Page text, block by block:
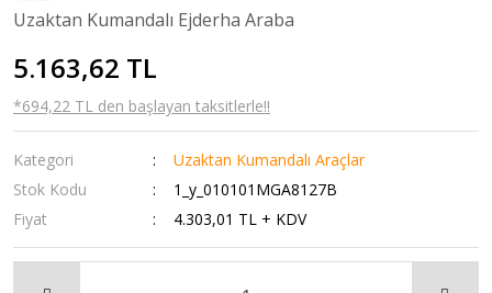
Uzaktan Kumandalı Ejderha Araba
5.163,62 TL
*694,22 TL den başlayan taksitlerle!!
Kategori
Uzaktan Kumandalı Araçlar
Stok Kodu
1_y_010101MGA8127B
Fiyat
4.303,01 TL + KDV